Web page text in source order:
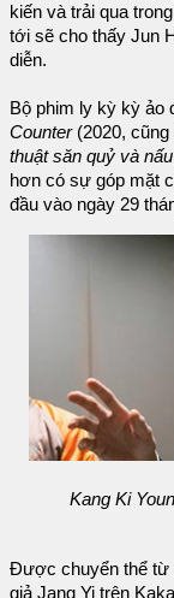
kiến và trải qua
tới sẽ cho thấy Jun
diễn.
Bộ phim ly kỳ kỳ ảo
Counter(2020, cũng
thuật săn quỷ và
hơn có sự góp mặt
đầu vào ngày 29
Kang Ki
Được chuyển thể từ
giả Jang Yi trên